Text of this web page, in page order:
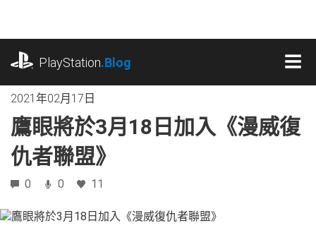
內
PlayStation.Blog
2021年02月17日
鷹眼將於3月18日加入《漫威復
仇者聯盟》
0 0 11